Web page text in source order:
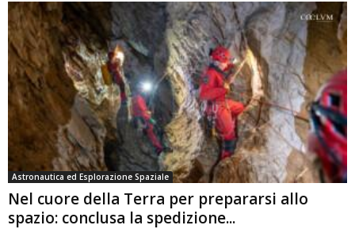
Astronautica ed Esplorazione Spaziale
Nel cuore della Terra per prepararsi allo
spazio: conclusa la spedizione...